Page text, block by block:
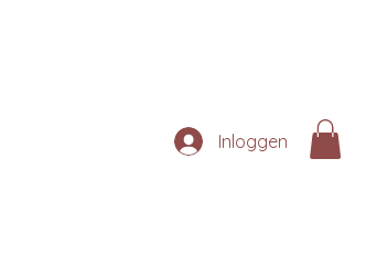
Inloggen